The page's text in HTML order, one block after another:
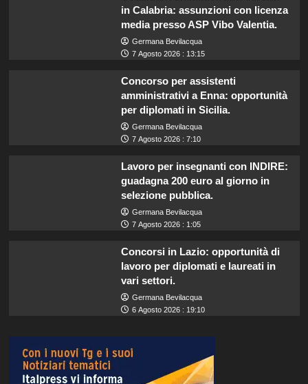
in Calabria: assunzioni con licenza
media presso ASP Vibo Valentia.
Germana Bevilacqua
7 Agosto 2026 : 13:15
Concorso per assistenti
amministrativi a Enna: opportunità
per diplomati in Sicilia.
Germana Bevilacqua
7 Agosto 2026 : 7:10
Lavoro per insegnanti con INDIRE:
guadagna 200 euro al giorno in
selezione pubblica.
Germana Bevilacqua
7 Agosto 2026 : 1:05
Concorsi in Lazio: opportunità di
lavoro per diplomati e laureati in
vari settori.
Germana Bevilacqua
6 Agosto 2026 : 19:10